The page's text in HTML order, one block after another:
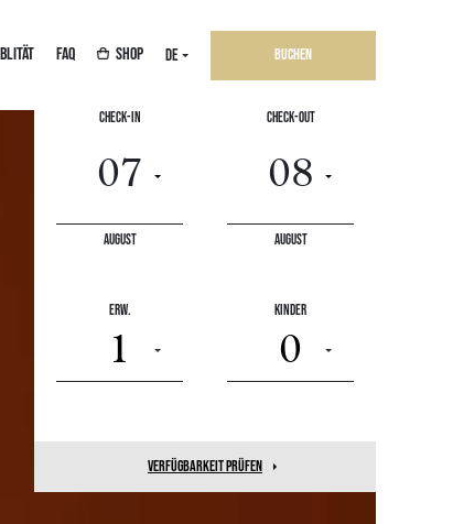
FAQ SHOP DE Buchen
Check-In
August
Check-Out
August
Erw.
1
Kinder
0
Verfügbarkeit prüfen